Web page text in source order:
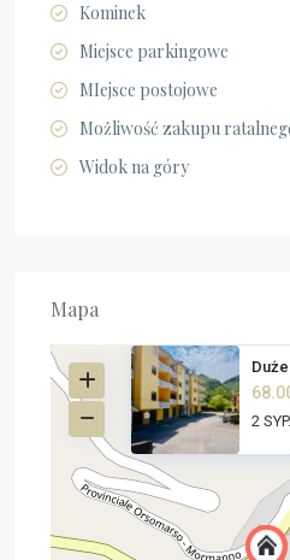
Kominek
Miejsce parkingowe
MIejsce postojowe
Możliwość zakupu
Widok na góry
Mapa
2 SYP.